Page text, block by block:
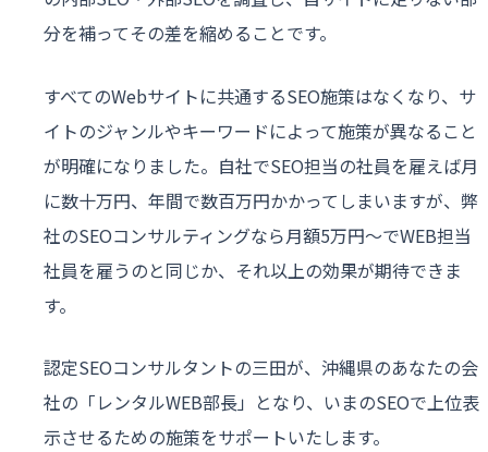
分を補ってその差を縮めることです。
すべてのWebサイトに共通するSEO施策はなくなり、サ
イトのジャンルやキーワードによって施策が異なること
が明確になりました。自社でSEO担当の社員を雇えば月
に数十万円、年間で数百万円かかってしまいますが、弊
社のSEOコンサルティングなら月額5万円〜でWEB担当
社員を雇うのと同じか、それ以上の効果が期待できま
す。
認定SEOコンサルタントの三田が、沖縄県のあなたの会
社の「レンタルWEB部長」となり、いまのSEOで上位表
示させるための施策をサポートいたします。